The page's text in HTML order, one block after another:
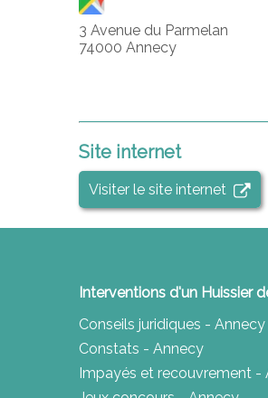
3 Avenue du Parmelan
74000 Annecy
Site internet
Visiter le site internet
Interventions d'un Huissier
Conseils juridiques - Annecy
Constats - Annecy
Impayés et recouvrement -